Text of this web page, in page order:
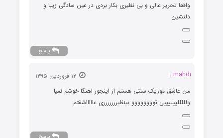
واقعا تحریر عالی و بی نظیری بکار بردی در عین سادگی زیبا و
دلنشین
پاسخ
mahdi :
من عاشق موریک سنتی هستم از اینجور اهنگا خوشم نمیا
ولللللییییییی توووووووو بینظیررررررری عاااااشقتم